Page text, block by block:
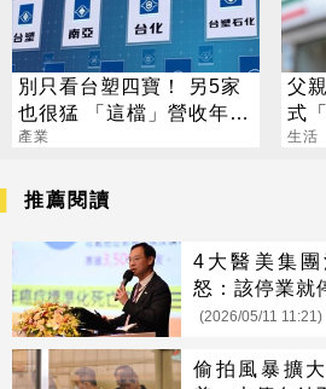
別只看台塑四寶！ 另5家
也很猛 「這檔」營收年增
衝7倍
產業
父
式
杯
生活
推薦閱讀
4大醫美集
怒：該停業就
(2026/05/11 11:21)
偷拍風暴擴